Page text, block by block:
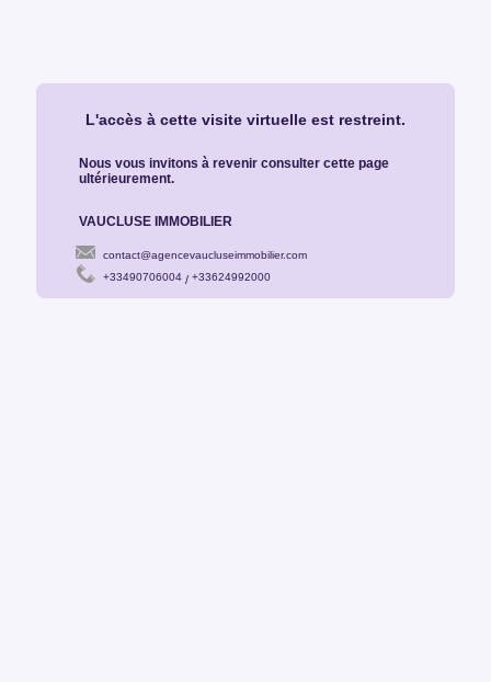
L'accès à cette visite virtuelle est restreint.
Nous vous invitons à revenir consulter cette page
ultérieurement.
VAUCLUSE IMMOBILIER
contact@agencevaucluseimmobilier.com
+33490706004 / +33624992000